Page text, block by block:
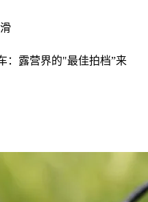
：露营界的"最佳拍档”来